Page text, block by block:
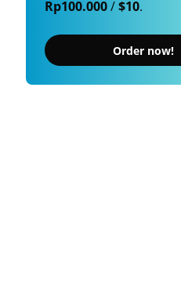
Rp100.000/$10.
Order now!